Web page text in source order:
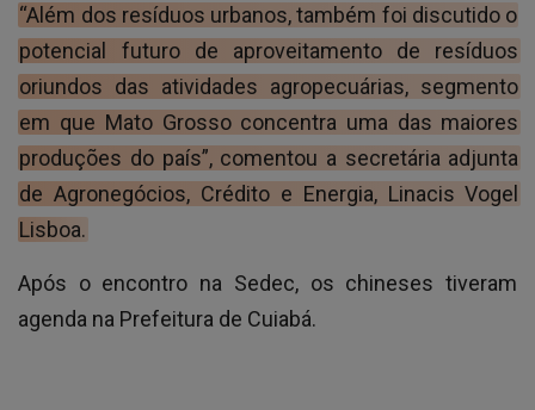
“Além dos resíduos urbanos, também foi discutido o
potencial futuro de aproveitamento de resíduos
oriundos das atividades agropecuárias, segmento
em que Mato Grosso concentra uma das maiores
produções do país”, comentou a secretária adjunta
de Agronegócios, Crédito e Energia, Linacis Vogel
Lisboa.
Após o encontro na Sedec, os chineses tiveram
agenda na Prefeitura de Cuiabá.